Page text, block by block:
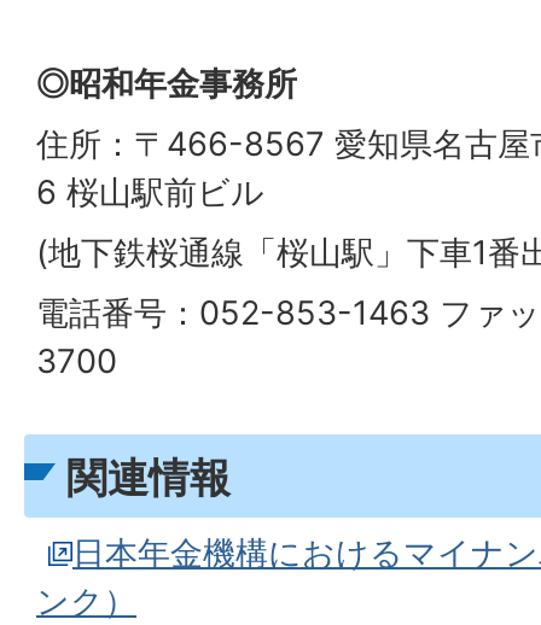
◎昭和年金事務所
住所：〒466-8567 愛知県名古
6 桜山駅前ビル
(地下鉄桜通線「桜山駅」下車1番
電話番号：052-853-1463 ファ
3700
関連情報
日本年金機構におけるマイナ
ンク）